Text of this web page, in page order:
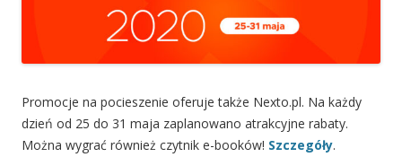
Promocje na pocieszenie oferuje także Nexto.pl. Na każdy
dzień od 25 do 31 maja zaplanowano atrakcyjne rabaty.
Można wygrać również czytnik e-booków! Szczegóły.